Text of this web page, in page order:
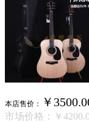
本店售价： ￥
市场价格：
￥